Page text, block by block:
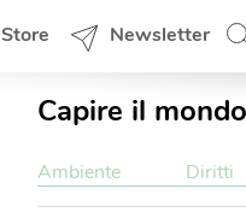
Store Newsletter
Capire il mondo
Ambiente Diritti